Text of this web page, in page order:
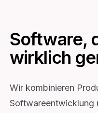
Software,
wirklich
Wir kombinieren
Softwareentwicklung